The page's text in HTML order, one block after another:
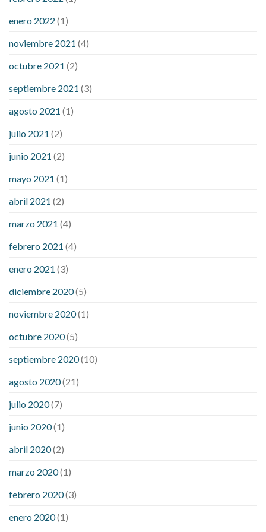
enero 2022 (1)
noviembre 2021 (4)
octubre 2021 (2)
septiembre 2021 (3)
agosto 2021 (1)
julio 2021 (2)
junio 2021 (2)
mayo 2021 (1)
abril 2021 (2)
marzo 2021 (4)
febrero 2021 (4)
enero 2021 (3)
diciembre 2020(5)
noviembre 2020(1)
octubre 2020(5)
septiembre 2020(10)
agosto 2020(21)
julio 2020(7)
junio 2020(1)
abril 2020(2)
marzo 2020(1)
febrero 2020(3)
enero 2020(1)